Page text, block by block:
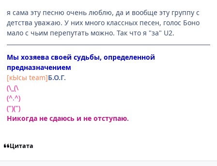
я сама эту песню очень люблю, да и вообще эту группу с
детства уважаю. У них много классных песен, голос Боно
мало с чьим перепутать можно. Так что я "за" U2.
Мы хозяева своей судьбы, определенной
предназначением
[кЫсы team]Б.О.Г.
(\_(\
(^.^)
(")(")
Никогда не сдаюсь и не отступаю.
Цитата